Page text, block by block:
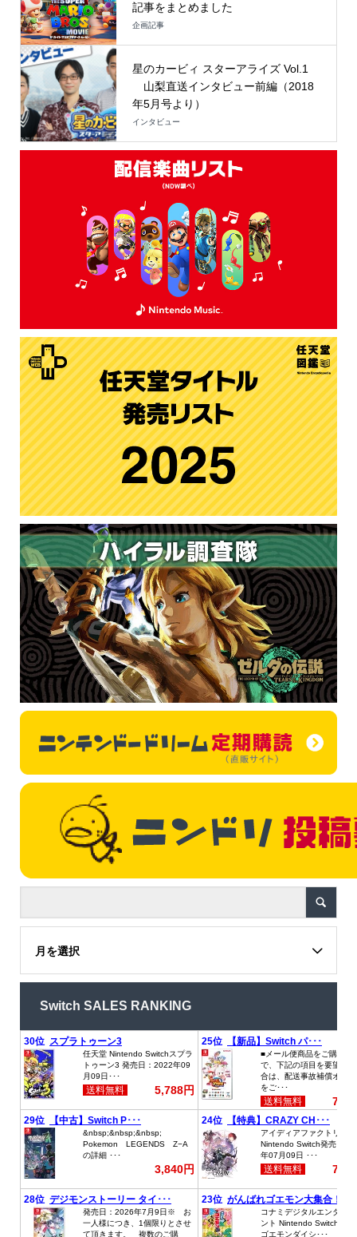
記事をまとめました
企画記事
星のカービィ スターアライズ Vol.1
山梨直送インタビュー前編（2018
年5月号より）
インタビュー
月を選択
Switch SALES RANKING